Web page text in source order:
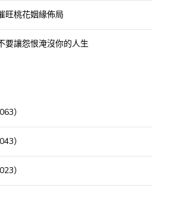
旺桃花姻緣佈局
要讓怨恨淹沒你的人生
）
）
）